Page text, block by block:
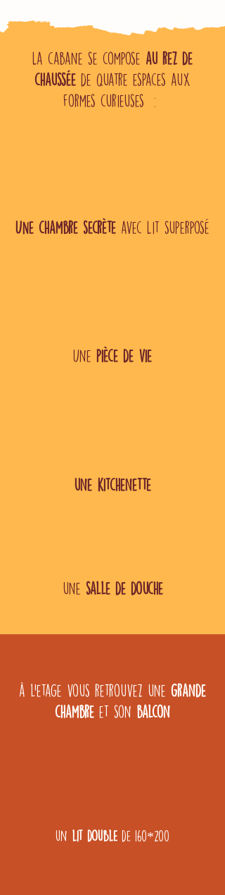
La cabane se compose au rez de
chaussée de quatre espaces aux
formes curieuses :
UNe chambre secrète avec Lit superposé
Une pièce de vie
une kitchenette
une salle de douche
à l'etage vous retrouvez une grande
chambre et son balcon
un lit double de 160*200